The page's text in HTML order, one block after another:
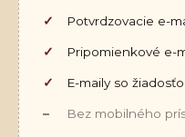
Potvrdzovacie e-
Pripomienkové e-
E-maily so
Bez mobilného